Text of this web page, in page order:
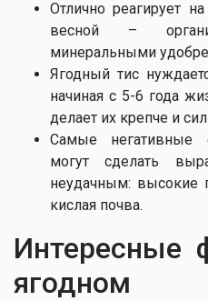
Отлично реагирует
весной –
минеральными
Ягодный тис
начиная с 5-6 года
делает их крепче и
Самые негативные
могут сделать
неудачным: высокие
кислая почва.
Интересные
ягодном